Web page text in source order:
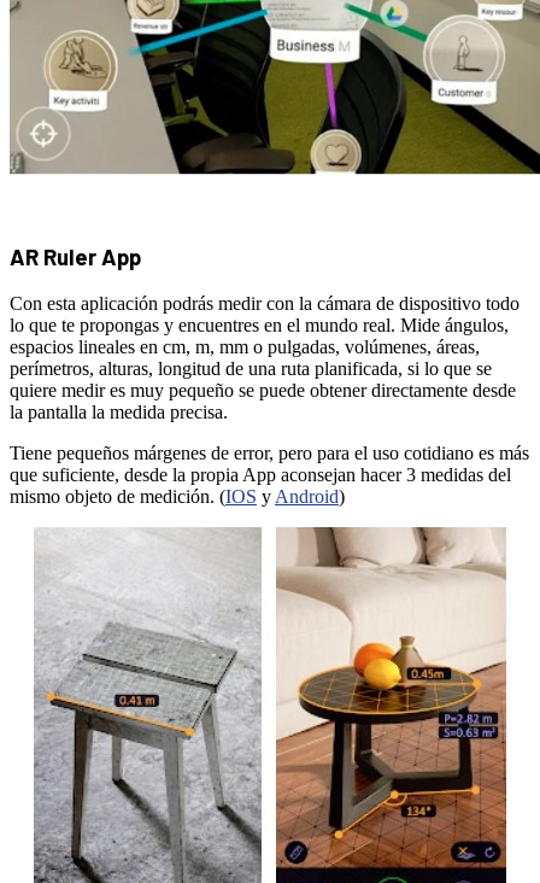
AR Ruler App
Con esta aplicación podrás medir con la cámara de dispositivo todo
lo que te propongas y encuentres en el mundo real. Mide ángulos,
espacios lineales en cm, m, mm o pulgadas, volúmenes, áreas,
perímetros, alturas, longitud de una ruta planificada, si lo que se
quiere medir es muy pequeño se puede obtener directamente desde
la pantalla la medida precisa.
Tiene pequeños márgenes de error, pero para el uso cotidiano es más
que suficiente, desde la propia App aconsejan hacer 3 medidas del
mismo objeto de medición. (IOS y Android)